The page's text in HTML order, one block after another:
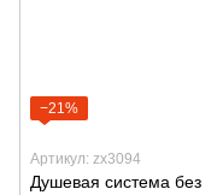
−21%
Артикул: zx3094
Душевая система без